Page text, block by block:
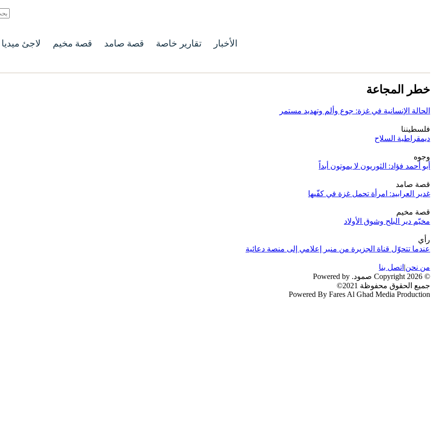
الأخبار تقارير خاصة قصة صامد قصة مخيم لاجئ ميديا
خطر المجاعة
الحالة الإنسانية في غزة: جوع وألم وتهديد مستمر
فلسطيننا
ديمقراطية السلاح
وجوه
أبو أحمد فؤاد: الثوريون لا يموتون أبداً
قصة صامد
غدير العرابيد: امرأة تحمل غزة في كفّيها
قصة مخيم
مخيّم دير البلح وشوق الأولاد
رأي
عندما تتحوّل قناة الجزيرة من منبر إعلامي إلى منصة دعائية
من نحن| اتصل بنا
© 2026 Copyright صمود. Powered by
جميع الحقوق محفوظة 2021©
Powered By Fares Al Ghad Media Production